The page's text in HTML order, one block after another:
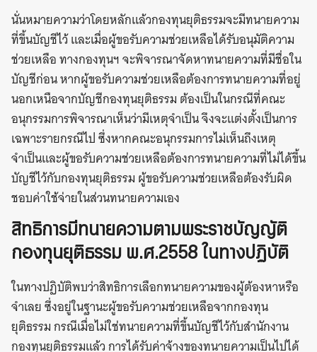
นั่นหมายความว่าโดยหลักแล้วกองทุนยุติธรรมจะมีทนายความ
ที่ขึ้นบัญชีไว้ และเมื่อผู้ขอรับความช่วยเหลือได้รับอนุมัติความ
ช่วยเหลือ ทางกองทุนฯ จะพิจารณาจัดหาทนายความที่มีชื่อใน
บัญชีก่อน หากผู้ขอรับความช่วยเหลือต้องการทนายความที่อยู่
นอกเหนือจากบัญชีกองทุนยุติธรรม ต้องเป็นในกรณีที่คณะ
อนุกรรมการพิจารณาเห็นว่ามีเหตุจำเป็น จึงจะแต่งตั้งเป็นการ
เฉพาะรายกรณีไป ซึ่งหากคณะอนุกรรมการไม่เห็นถึงเหตุ
จำเป็นและผู้ขอรับความช่วยเหลือต้องการทนายความที่ไม่ได้ขึ้น
บัญชีไว้กับกองทุนยุติธรรม ผู้ขอรับความช่วยเหลือต้องรับผิด
ชอบค่าใช้จ่ายในส่วนทนายความเอง
สิทธิการมีทนายความตามพระราชบัญญัติ
กองทุนยุติธรรม พ.ศ.2558 ในทางปฏิบัติ
ในทางปฏิบัติพบว่าสิทธิการเลือกทนายความของผู้ต้องหาหรือ
จำเลย ซึ่งอยู่ในฐานะผู้ขอรับความช่วยเหลือจากกองทุน
ยุติธรรม กรณีเมื่อไม่ใช่ทนายความที่ขึ้นบัญชีไว้กับสำนักงาน
กองทุนยุติธรรมแล้ว การได้รับค่าจ้างของทนายความเป็นไปได้